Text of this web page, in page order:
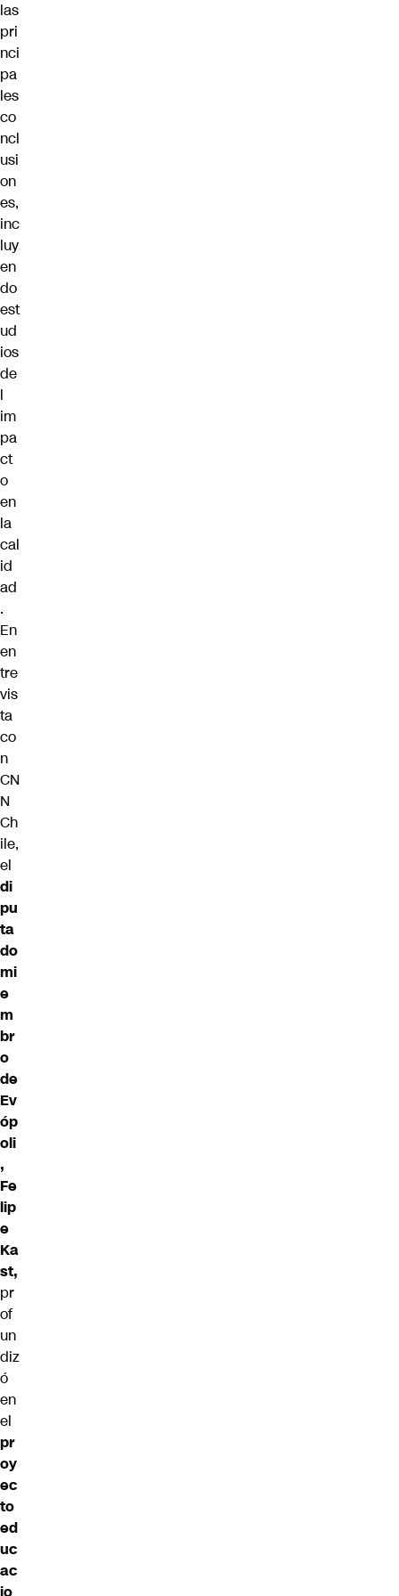
las
pri
nci
pa
les
co
ncl
usi
on
es,
inc
luy
en
do
est
ud
ios
de
l
im
pa
ct
o
en
la
cal
id
ad
.
En
en
tre
vis
ta
co
n
CN
N
Ch
ile,
el
di
pu
ta
do
mi
e
m
br
o
de
Ev
óp
oli
,
Fe
lip
e
Ka
st,
pr
of
un
diz
ó
en
el
pr
oy
ec
to
ed
uc
ac
io